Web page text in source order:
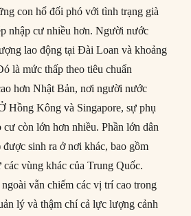
con hổ đối phó với tình trạng già
nhập cư nhiều hơn. Người nước
lao động tại Đài Loan và khoảng
là mức thấp theo tiêu chuẩn
hơn Nhật Bản, nơi người nước
Hồng Kông và Singapore, sự phụ
còn lớn hơn nhiều. Phần lớn dân
sinh ra ở nơi khác, bao gồm
vùng khác của Trung Quốc.
vẫn chiếm các vị trí cao trong
lý và thậm chí cả lực lượng cảnh